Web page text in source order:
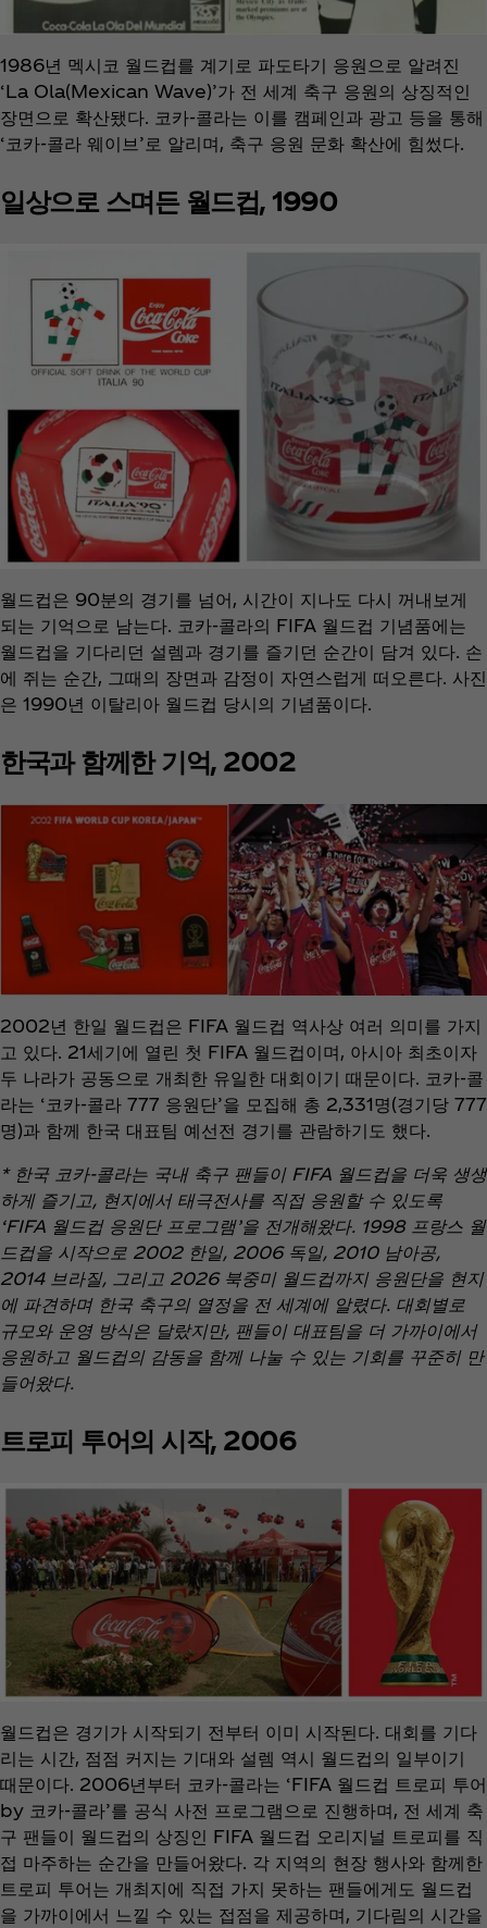
1986년 멕시코 월드컵를 계기로 파도타기 응원으로 알려진
‘La Ola(Mexican Wave)’가 전 세계 축구 응원의 상징적인
장면으로 확산됐다. 코카‑콜라는 이를 캠페인과 광고 등을 통해
‘코카‑콜라 웨이브’로 알리며, 축구 응원 문화 확산에 힘썼다.
일상으로 스며든 월드컵, 1990
월드컵은 90분의 경기를 넘어, 시간이 지나도 다시 꺼내보게
되는 기억으로 남는다. 코카-콜라의 FIFA 월드컵 기념품에는
월드컵을 기다리던 설렘과 경기를 즐기던 순간이 담겨 있다. 손
에 쥐는 순간, 그때의 장면과 감정이 자연스럽게 떠오른다. 사진
은 1990년 이탈리아 월드컵 당시의 기념품이다.
한국과 함께한 기억, 2002
2002년 한일 월드컵은 FIFA 월드컵 역사상 여러 의미를 가지
고 있다. 21세기에 열린 첫 FIFA 월드컵이며, 아시아 최초이자
두 나라가 공동으로 개최한 유일한 대회이기 때문이다. 코카-콜
라는 ‘코카-콜라 777 응원단’을 모집해 총 2,331명(경기당 777
명)과 함께 한국 대표팀 예선전 경기를 관람하기도 했다.
* 한국 코카-콜라는 국내 축구 팬들이 FIFA 월드컵을 더욱 생생
하게 즐기고, 현지에서 태극전사를 직접 응원할 수 있도록
‘FIFA 월드컵 응원단 프로그램’을 전개해왔다. 1998 프랑스 월
드컵을 시작으로 2002 한일, 2006 독일, 2010 남아공,
2014 브라질, 그리고 2026 북중미 월드컵까지 응원단을 현지
에 파견하며 한국 축구의 열정을 전 세계에 알렸다. 대회별로
규모와 운영 방식은 달랐지만, 팬들이 대표팀을 더 가까이에서
응원하고 월드컵의 감동을 함께 나눌 수 있는 기회를 꾸준히 만
들어왔다.
트로피 투어의 시작, 2006
월드컵은 경기가 시작되기 전부터 이미 시작된다. 대회를 기다
리는 시간, 점점 커지는 기대와 설렘 역시 월드컵의 일부이기
때문이다. 2006년부터 코카-콜라는 ‘FIFA 월드컵 트로피 투어
by 코카-콜라’를 공식 사전 프로그램으로 진행하며, 전 세계 축
구 팬들이 월드컵의 상징인 FIFA 월드컵 오리지널 트로피를 직
접 마주하는 순간을 만들어왔다. 각 지역의 현장 행사와 함께한
트로피 투어는 개최지에 직접 가지 못하는 팬들에게도 월드컵
을 가까이에서 느낄 수 있는 접점을 제공하며, 기다림의 시간을